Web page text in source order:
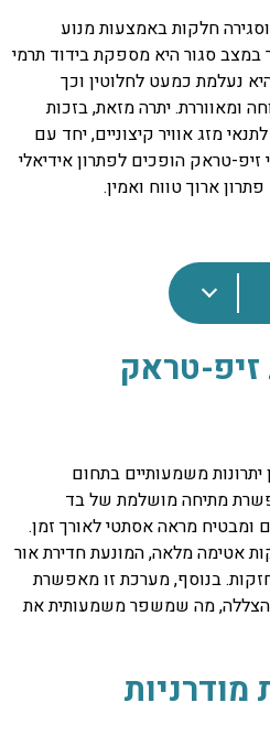
חלקות באמצעות מנוע
סגור היא מספקת בידוד תרמי
נעלמת כמעט לחלוטין וכך
ומאווררת. יתרה מזאת, בזכות
מזג אוויר קיצוניים, יחד עם
טראק הופכים לפתרון אידיאלי
ארוך טווח ואמין.
זיפ-טראק
משמעותיים בתחום
מתיחה מושלמת של בד
מראה אסתטי לאורך זמן.
אטימה מלאה, המונעת חדירת אור
חזקות. בנוסף, מערכת זו מאפשרת
מה שמשפר משמעותית את
מודרניות